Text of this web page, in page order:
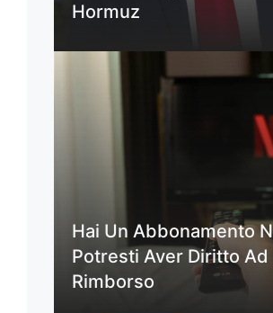
Hormuz
Hai Un Abbonamento
Potresti Aver Diritto Ad
Rimborso